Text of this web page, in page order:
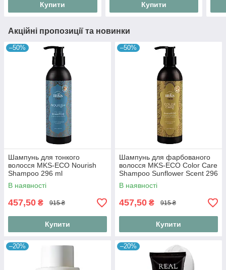
Купити Купити
Акційні пропозиції та новинки
–50%
Шампунь для тонкого
волосся MKS-ECO Nourish
Shampoo 296 ml
В наявності
457,50 ₴ 915 ₴
Купити
–50%
Шампунь для фарбованого
волосся MKS-ECO Color Care
Shampoo Sunflower Scent 296
ml
В наявності
457,50 ₴ 915 ₴
Купити
–20% –20%